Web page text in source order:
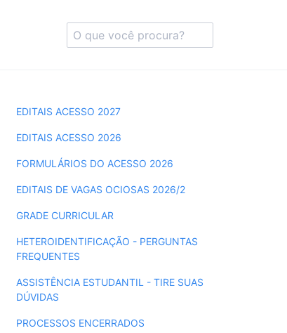
EDITAIS ACESSO 2027
EDITAIS ACESSO 2026
FORMULÁRIOS DO ACESSO 2026
EDITAIS DE VAGAS OCIOSAS 2026/2
GRADE CURRICULAR
HETEROIDENTIFICAÇÃO - PERGUNTAS
FREQUENTES
ASSISTÊNCIA ESTUDANTIL - TIRE SUAS
DÚVIDAS
PROCESSOS ENCERRADOS